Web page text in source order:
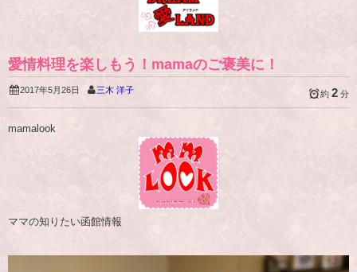
愛情料理を楽しもう！mamaのご褒美に！
2017年5月26日 三木 洋子 約 2 分
mamalook
ママの知りたい函館情報